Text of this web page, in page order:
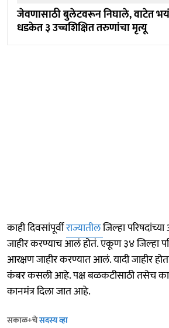
जेवणासाठी बुलेटवरून निघाले, वाटेत
धडकेत ३ उच्चशिक्षित तरुणांचा मृत्यू
काही दिवसांपूर्वीराज्यातीलजिल्हा
जाहीर करण्याच आलं होतं. एकूण ३४ जिल्हा
आरक्षण जाहीर करण्यात आलं. यादी जाहीर
कंबर कसली आहे. पक्ष बळकटीसाठी तसेच
कानमंत्र दिला जात आहे.
सकाळ+चेसदस्य व्हा